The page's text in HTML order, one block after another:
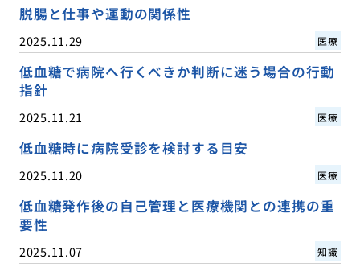
脱腸と仕事や運動の関係性
2025.11.29 医療
低血糖で病院へ行くべきか判断に迷う場合の行動
指針
2025.11.21 医療
低血糖時に病院受診を検討する目安
2025.11.20 医療
低血糖発作後の自己管理と医療機関との連携の重
要性
2025.11.07 知識